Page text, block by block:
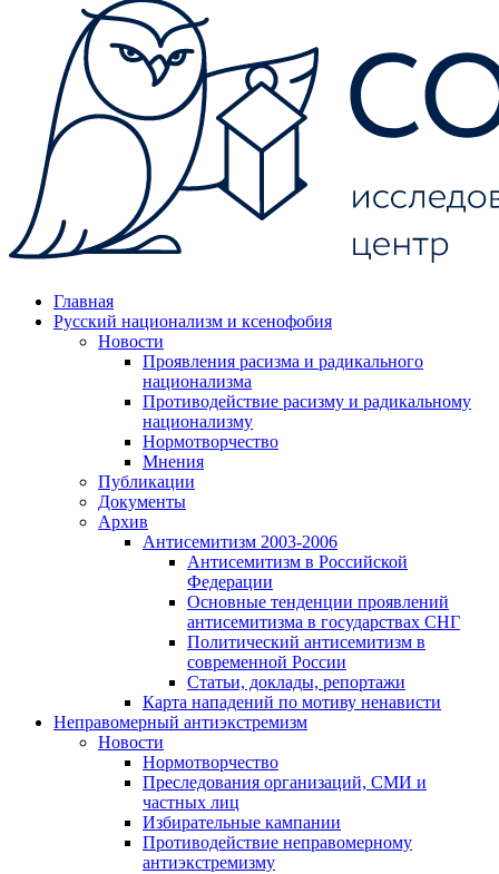
Главная
Русский национализм и ксенофобия
Новости
Проявления расизма и радикального
национализма
Противодействие расизму и радикальному
национализму
Нормотворчество
Мнения
Публикации
Документы
Архив
Антисемитизм 2003-2006
Антисемитизм в Российской
Федерации
Основные тенденции проявлений
антисемитизма в государствах СНГ
Политический антисемитизм в
современной России
Статьи, доклады, репортажи
Карта нападений по мотиву ненависти
Неправомерный антиэкстремизм
Новости
Нормотворчество
Преследования организаций, СМИ и
частных лиц
Избирательные кампании
Противодействие неправомерному
антиэкстремизму